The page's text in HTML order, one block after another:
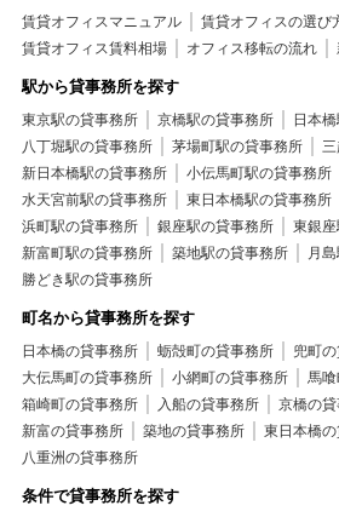
賃貸オフィスマニュアル
賃貸オフィスの選び
賃貸オフィス賃料相場
オフィス移転の流れ
駅から貸事務所を探す
東京駅の貸事務所 京橋駅の貸事務所
日本
八丁堀駅の貸事務所
茅場町駅の貸事務所
新日本橋駅の貸事務所
小伝馬町駅の貸事務所
水天宮前駅の貸事務所
東日本橋駅の貸事務所
浜町駅の貸事務所
銀座駅の貸事務所
東銀
新富町駅の貸事務所
築地駅の貸事務所
月
勝どき駅の貸事務所
町名から貸事務所を探す
日本橋の貸事務所 蛎殻町の貸事務所
兜町
大伝馬町の貸事務所
小網町の貸事務所
馬
箱崎町の貸事務所
入船の貸事務所 京橋の
新富の貸事務所
築地の貸事務所 東日本橋
八重洲の貸事務所
条件で貸事務所を探す